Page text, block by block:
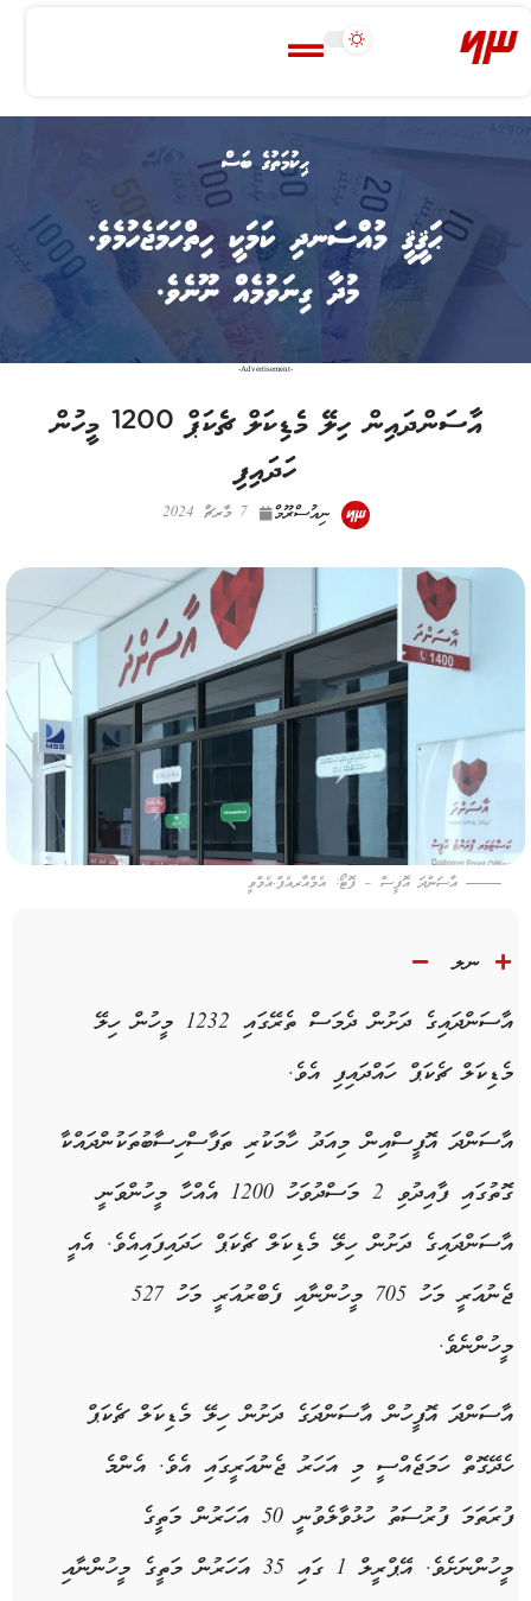
-Advertisement-
އާސަންދައިން ހިލޭ މެޑިކަލް ޗެކަޕް 1200 މީހުން
ހަދައިފި
ނިއުސްރޫމް 7 މާރޗް 2024
އާސަންދަ އޮފީސް – ފޮޓޯ: އެމްއާރއެފް.އެމްވީ
ނލ
އާސަންދައިގެ ދަށުން ދެމަސް ތެރޭގައި 1232 މީހުން ހިލޭ
މެޑިކަލް ޗެކަޕް ހައްދައިފި އެވެ.
އާސަންދަ އޮފީސްއިން މިއަދު ހާމަކުރި ތަފާސްހިސާބުތަކުންދައްކާ
ގޮތުގައި ފާއިދުވި 2 މަސްދުވަހު 1200 އެއްހާ މީހުންވަނީ
އާސަންދައިގެ ދަށުން ހިލޭ މެޑިކަލް ޗެކަޕް ހަދައިފައިއެވެ. އެއީ
ޖެނުއަރީ މަހު 705 މީހުންނާއި ފެބްރުއަރީ މަހު 527
މީހުންނެވެ.
އާސަންދަ އޮފީހުން އާސަންދަގެ ދަށުން ހިލޭ މެޑިކަލް ޗެކަޕް
ހެދޭގޮތް ހަމަޖެއްސީ މި އަހަރު ޖެނުއަރީގައި އެވެ. އެންމެ
ފުރަތަމަ ފުރުސަތު ހުޅުވާލެވުނީ 50 އަހަރުން މަތީގެ
މީހުންނަށެވެ. އޭޕްރީލް 1 ގައި 35 އަހަރުން މަތީގެ މީހުންނާއި